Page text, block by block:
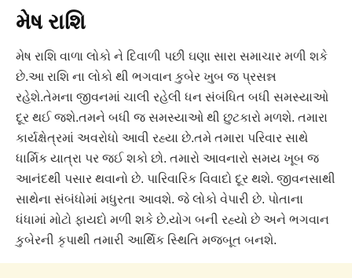
મેષ રાશિ
મેષ રાશિ વાળા લોકો ને દિવાળી પછી ઘણા સારા સમાચાર મળી શકે
છે.આ રાશિ ના લોકો થી ભગવાન કુબેર ખુબ જ પ્રસન્ન
રહેશે.તેમના જીવનમાં ચાલી રહેલી ધન સંબંધિત બધી સમસ્યાઓ
દૂર થઈ જશે.તમને બધી જ સમસ્યાઓ થી છુટકારો મળશે. તમારા
કાર્યક્ષેત્રમાં અવરોધો આવી રહ્યા છે.તમે તમારા પરિવાર સાથે
ધાર્મિક યાત્રા પર જઈ શકો છો. તમારો આવનારો સમય ખૂબ જ
આનંદથી પસાર થવાનો છે. પારિવારિક વિવાદો દૂર થશે. જીવનસાથી
સાથેના સંબંધોમાં મધુરતા આવશે. જે લોકો વેપારી છે. પોતાના
ધંધામાં મોટો ફાયદો મળી શકે છે.યોગ બની રહ્યો છે અને ભગવાન
કુબેરની કૃપાથી તમારી આર્થિક સ્થિતિ મજબૂત બનશે.